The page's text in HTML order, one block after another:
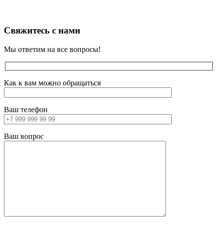
Свяжитесь с нами
Мы ответим на все вопросы!
Как к вам можно обращаться
Ваш телефон
Ваш вопрос